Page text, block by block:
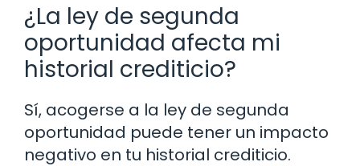
¿La ley de segunda
oportunidad afecta mi
historial crediticio?
Sí, acogerse a la ley de segunda
oportunidad puede tener un impacto
negativo en tu historial crediticio.